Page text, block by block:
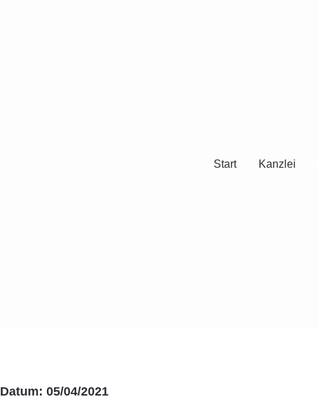
Start Kanzlei
Datum: 05/04/2021